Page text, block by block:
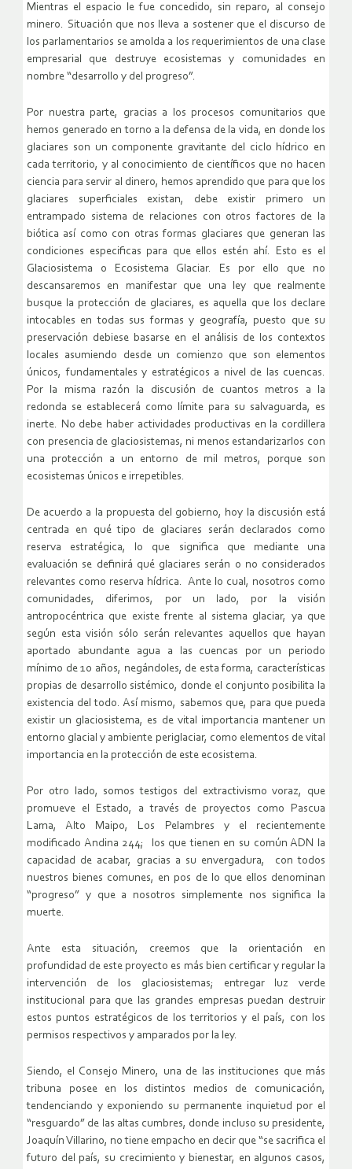
Mientras el espacio le fue concedido, sin reparo, al consejo
minero. Situación que nos lleva a sostener que el discurso de
los parlamentarios se amolda a los requerimientos de una clase
empresarial que destruye ecosistemas y comunidades en
nombre “desarrollo y del progreso”.
Por nuestra parte, gracias a los procesos comunitarios que
hemos generado en torno a la defensa de la vida, en donde los
glaciares son un componente gravitante del ciclo hídrico en
cada territorio, y al conocimiento de científicos que no hacen
ciencia para servir al dinero, hemos aprendido que para que los
glaciares superficiales existan, debe existir primero un
entrampado sistema de relaciones con otros factores de la
biótica así como con otras formas glaciares que generan las
condiciones especificas para que ellos estén ahí. Esto es el
Glaciosistema o Ecosistema Glaciar. Es por ello que no
descansaremos en manifestar que una ley que realmente
busque la protección de glaciares, es aquella que los declare
intocables en todas sus formas y geografía, puesto que su
preservación debiese basarse en el análisis de los contextos
locales asumiendo desde un comienzo que son elementos
únicos, fundamentales y estratégicos a nivel de las cuencas.
Por la misma razón la discusión de cuantos metros a la
redonda se establecerá como límite para su salvaguarda, es
inerte. No debe haber actividades productivas en la cordillera
con presencia de glaciosistemas, ni menos estandarizarlos con
una protección a un entorno de mil metros, porque son
ecosistemas únicos e irrepetibles.
De acuerdo a la propuesta del gobierno, hoy la discusión está
centrada en qué tipo de glaciares serán declarados como
reserva estratégica, lo que significa que mediante una
evaluación se definirá qué glaciares serán o no considerados
relevantes como reserva hídrica. Ante lo cual, nosotros como
comunidades, diferimos, por un lado, por la visión
antropocéntrica que existe frente al sistema glaciar, ya que
según esta visión sólo serán relevantes aquellos que hayan
aportado abundante agua a las cuencas por un periodo
mínimo de 10 años, negándoles, de esta forma, características
propias de desarrollo sistémico, donde el conjunto posibilita la
existencia del todo. Así mismo, sabemos que, para que pueda
existir un glaciosistema, es de vital importancia mantener un
entorno glacial y ambiente periglaciar, como elementos de vital
importancia en la protección de este ecosistema.
Por otro lado, somos testigos del extractivismo voraz, que
promueve el Estado, a través de proyectos como Pascua
Lama, Alto Maipo, Los Pelambres y el recientemente
modificado Andina 244; los que tienen en su común ADN la
capacidad de acabar, gracias a su envergadura, con todos
nuestros bienes comunes, en pos de lo que ellos denominan
“progreso” y que a nosotros simplemente nos significa la
muerte.
Ante esta situación, creemos que la orientación en
profundidad de este proyecto es más bien certificar y regular la
intervención de los glaciosistemas; entregar luz verde
institucional para que las grandes empresas puedan destruir
estos puntos estratégicos de los territorios y el país, con los
permisos respectivos y amparados por la ley.
Siendo, el Consejo Minero, una de las instituciones que más
tribuna posee en los distintos medios de comunicación,
tendenciando y exponiendo su permanente inquietud por el
“resguardo” de las altas cumbres, donde incluso su presidente,
Joaquín Villarino, no tiene empacho en decir que “se sacrifica el
futuro del país, su crecimiento y bienestar, en algunos casos,